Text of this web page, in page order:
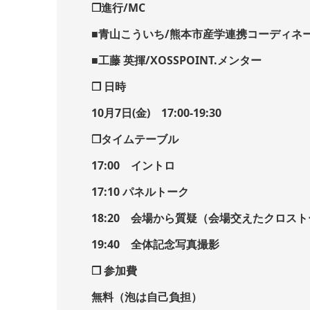
❒進行/MC
■青山こういち/熊本市産学連携コーディネ
■工藤 英揮/XOSSPOINT.メンター
❒ 日時
10月7日(金) 17:00-19:30
❒タイムテーブル
17:00 イントロ
17:10 パネルトーク
18:20 会場から質疑（会場交えたクロスト
19:40 全体記念写真撮影
❒ 参加費
無料（泡は自己負担）